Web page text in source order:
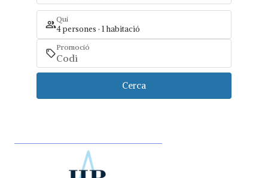
Qui
4 persones · 1 habitació
Promoció
Cerca